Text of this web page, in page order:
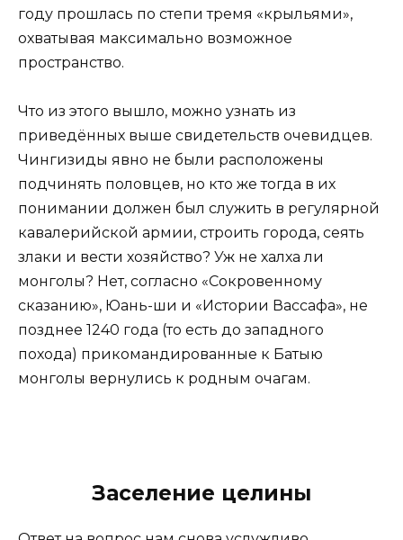
году прошлась по степи тремя «крыльями»,
охватывая максимально возможное
пространство.
Что из этого вышло, можно узнать из
приведённых выше свидетельств очевидцев.
Чингизиды явно не были расположены
подчинять половцев, но кто же тогда в их
понимании должен был служить в регулярной
кавалерийской армии, строить города, сеять
злаки и вести хозяйство? Уж не халха ли
монголы? Нет, согласно «Сокровенному
сказанию», Юань-ши и «Истории Вассафа», не
позднее 1240 года (то есть до западного
похода) прикомандированные к Батыю
монголы вернулись к родным очагам.
Заселение целины